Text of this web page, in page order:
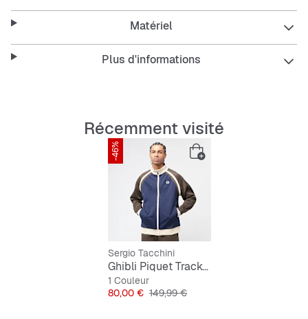
Caractéristiques :
Poches latérales
Respirant et coupe-vent
Facile d’entretien et résistant
Matériel
Plus d'informations
Récemment visité
-46%
Sergio Tacchini
Ghibli Piquet Tracktop
1 Couleur
Prix
80,00 € Prix original
149,99 €